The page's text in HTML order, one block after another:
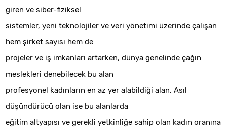
giren ve siber-fiziksel
sistemler, yeni teknolojiler ve veri yönetimi üzerinde çalışan
hem şirket sayısı hem de
projeler ve iş imkanları artarken, dünya genelinde çağın
meslekleri denebilecek bu alan
profesyonel kadınların en az yer alabildiği alan. Asıl
düşündürücü olan ise bu alanlarda
eğitim altyapısı ve gerekli yetkinliğe sahip olan kadın oranına